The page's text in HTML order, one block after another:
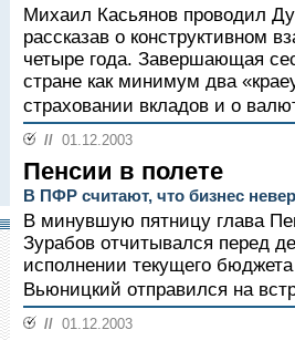
Михаил Касьянов проводил
рассказав о конструктивном
четыре года. Завершающая
стране как минимум два
страховании вкладов и о
// 01.12.2003
Пенсии в полете
В ПФР считают, что бизнес
В минувшую пятницу глава
Зурабов отчитывался перед
исполнении текущего
Вьюницкий отправился на
// 01.12.2003